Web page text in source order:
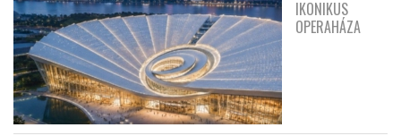
IKONIKUS
OPERAHÁZA